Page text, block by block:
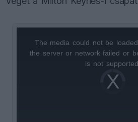
Video
Player
loading.
The media could not be
the server or network failed or
is not supported.